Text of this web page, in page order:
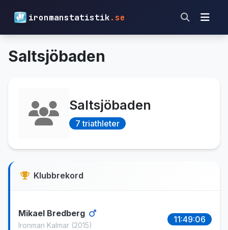
ironmanstatistik.se
Saltsjöbaden
Saltsjöbaden
7 triathleter
Klubbrekord
Mikael Bredberg
Ironman Kalmar (2015)
11:49:06